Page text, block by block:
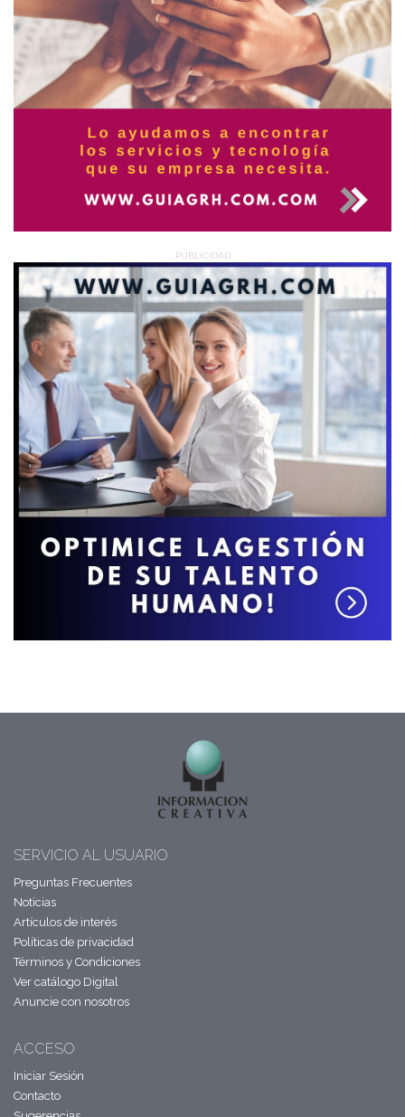
PUBLICIDAD
SERVICIO AL USUARIO
Preguntas Frecuentes
Noticias
Artículos de interés
Políticas de privacidad
Términos y Condiciones
Ver catálogo Digital
Anuncie con nosotros
ACCESO
Iniciar Sesión
Contacto